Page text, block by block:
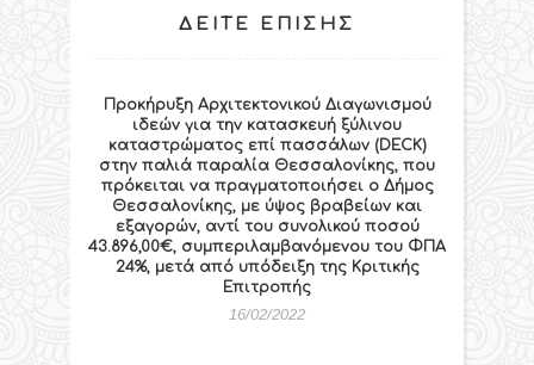
ΔΕΊΤΕ ΕΠΊΣΗΣ
Προκήρυξη Αρχιτεκτονικού Διαγωνισμού
ιδεών για την κατασκευή ξύλινου
καταστρώματος επί πασσάλων (DECK)
στην παλιά παραλία Θεσσαλονίκης, που
πρόκειται να πραγματοποιήσει ο Δήμος
Θεσσαλονίκης, με ύψος βραβείων και
εξαγορών, αντί του συνολικού ποσού
43.896,00€, συμπεριλαμβανόμενου του ΦΠΑ
24%, μετά από υπόδειξη της Κριτικής
Επιτροπής
16/02/2022